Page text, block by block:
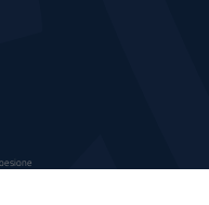
della ricerca e potenziamento dei servizi online